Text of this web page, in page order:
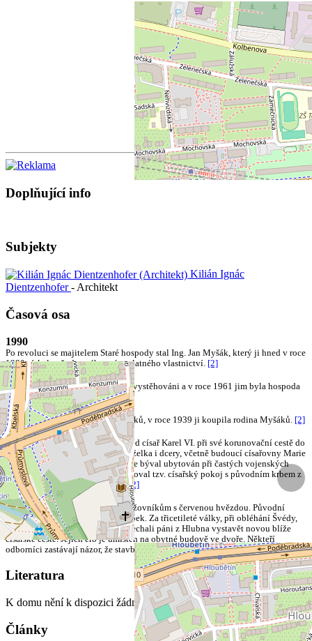
Doplňující info
Subjekty
Kilián Ignác
Dientzenhofer- Architekt
Časová osa
1990
Po revoluci se majitelem Staré hospody stal Ing. Jan Myšák, který ji hned v roce
1990 získal zpět do svého právoplatného vlastnictví. [2]
1953
V roce 1953 byli majitelé násilně vystěhováni a v roce 1961 jim byla hospoda
se statkem vyvlastněna.[2]
1939
Později byla vlastníky rodina Vaňků, v roce 1939 ji koupila rodina Myšáků. [2]
1723
V roce 1723 se zde zastavil na oběd císař Karel VI. při své korunovační cestě do
Prahy. Doprovázela jej tehdy manželka i dcery, včetně budoucí císařovny Marie
- Terezie. Její syn, císař Josef II. zde býval ubytován při častých vojenských
cvičeních. V prvním patře se dochoval tzv. císařský pokoj s původním krbem z
doby Josefa II. s vročením 1783.[2]
1711
Od roku 1335 patřil Hloubětín křížovníkům s červenou hvězdou. Původní
hospoda stávala v oblasti Chaloupek. Za třicetileté války, při obléhání Švédy,
byla vypálena. V roce 1711 zde nechali páni z Hlubna vystavět novou blíže
císařské cestě. Jejich erb je umístěn na obytné budově ve dvoře. Někteří
odborníci zastávají názor, že stavbu navrhl Kryštof Dientzenhofer.[1] [2]
Literatura
K domu nění k dispozici žádná literatura.
Články